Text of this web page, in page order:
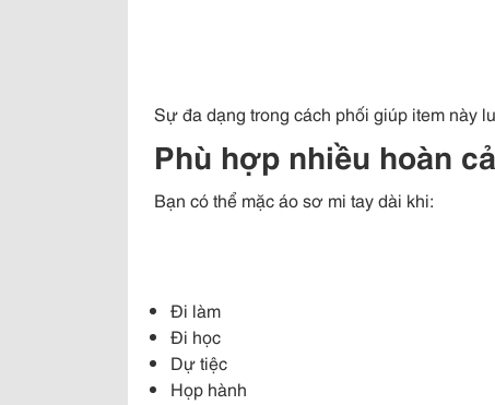
Sự đa dạng trong cách phối giúp item này
Phù hợp nhiều hoàn
Bạn có thể mặc áo sơ mi tay dài khi:
Đi làm
Đi học
Dự tiệc
Họp hành